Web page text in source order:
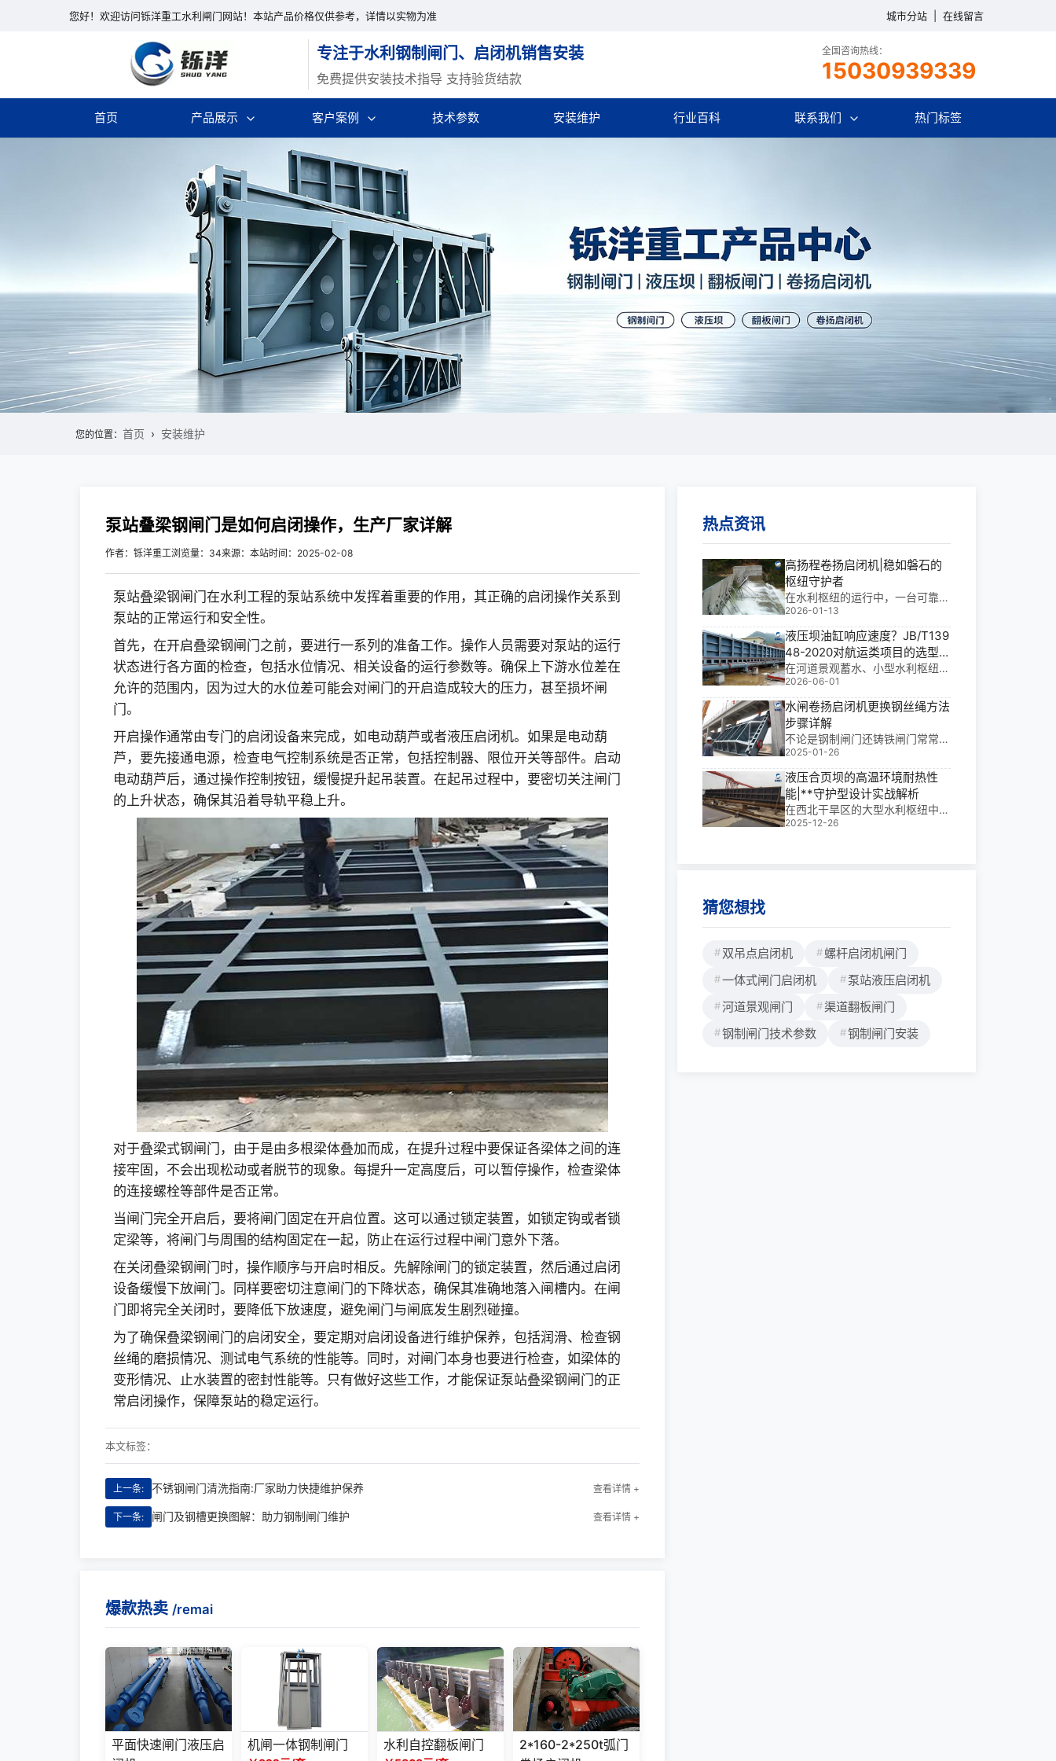
您好！欢迎访问铄洋重工水利闸门网站！本站产品价格仅供参考，详情以实物为准 城市分站 在线留言
专注于水利钢制闸门、启闭机销售安装
免费提供安装技术指导 支持验货结款
全国咨询热线：
15030939339
首页 产品展示 客户案例 技术参数 安装维护 行业百科 联系我们 热门标签
您的位置： 首页 安装维护
泵站叠梁钢闸门是如何启闭操作，生产厂家详解
作者：铄洋重工浏览量：34来源：本站时间：2025-02-08
泵站叠梁钢闸门在水利工程的泵站系统中发挥着重要的作用，其正确的启闭操作关系到
泵站的正常运行和安全性。
首先，在开启叠梁钢闸门之前，要进行一系列的准备工作。操作人员需要对泵站的运行
状态进行各方面的检查，包括水位情况、相关设备的运行参数等。确保上下游水位差在
允许的范围内，因为过大的水位差可能会对闸门的开启造成较大的压力，甚至损坏闸
门。
开启操作通常由专门的启闭设备来完成，如电动葫芦或者液压启闭机。如果是电动葫
芦，要先接通电源，检查电气控制系统是否正常，包括控制器、限位开关等部件。启动
电动葫芦后，通过操作控制按钮，缓慢提升起吊装置。在起吊过程中，要密切关注闸门
的上升状态，确保其沿着导轨平稳上升。
对于叠梁式钢闸门，由于是由多根梁体叠加而成，在提升过程中要保证各梁体之间的连
接牢固，不会出现松动或者脱节的现象。每提升一定高度后，可以暂停操作，检查梁体
的连接螺栓等部件是否正常。
当闸门完全开启后，要将闸门固定在开启位置。这可以通过锁定装置，如锁定钩或者锁
定梁等，将闸门与周围的结构固定在一起，防止在运行过程中闸门意外下落。
在关闭叠梁钢闸门时，操作顺序与开启时相反。先解除闸门的锁定装置，然后通过启闭
设备缓慢下放闸门。同样要密切注意闸门的下降状态，确保其准确地落入闸槽内。在闸
门即将完全关闭时，要降低下放速度，避免闸门与闸底发生剧烈碰撞。
为了确保叠梁钢闸门的启闭安全，要定期对启闭设备进行维护保养，包括润滑、检查钢
丝绳的磨损情况、测试电气系统的性能等。同时，对闸门本身也要进行检查，如梁体的
变形情况、止水装置的密封性能等。只有做好这些工作，才能保证泵站叠梁钢闸门的正
常启闭操作，保障泵站的稳定运行。
本文标签：
上一条: 不锈钢闸门清洗指南:厂家助力快捷维护保养 查看详情 +
下一条: 闸门及钢槽更换图解：助力钢制闸门维护 查看详情 +
爆款热卖 /remai
平面快速闸门液压启
机闸一体钢制闸门 水利自控翻板闸门
2*160-2*250t弧门
热点资讯
高扬程卷扬启闭机|稳如磐石的
枢纽守护者
在水利枢纽的运行中，一台可靠的
高扬程卷扬启闭机，往往决定着整
个工程的安全与效率。它不仅是平
面闸门启闭的“力量核心”，更是弧
形闸门**操作的“神经**”。我参与
过多个大型水利工程，从南水北调
沿线到西
2026-01-13
液压坝油缸响应速度？JB/T139
48-2020对航运类项目的选型
要求
在河道景观蓄水、小型水利枢纽及
城市河道治理中，液压坝油缸响应
速度直接影响挡水安全与通航效
率。基于我 多年工程经验，理解
JB/T 13948-2020 对航运类项目
的选型要求能有效规避运行风险。
2026-06-01
水闸卷扬启闭机更换钢丝绳方法
步骤详解
不论是钢制闸门还铸铁闸门常常会
采用卷扬启闭机做为启闭装置，在
日常维护保养中不可缺少对卷扬启
闭机钢丝绳的检查，使用时间长了
之后，不可避免需要更换？那么水
闸卷扬启闭机的钢丝绳到底该如何
更换呢？在此，铄洋重工小编为大
2025-01-26
液压合页坝的高温环境耐热性
能|**守护型设计实战解析
在西北干旱区的大型水利枢纽中，
我曾参与过5个*端高温环境下的
2025-12-26
猜您想找
双吊点启闭机
螺杆启闭机闸门
一体式闸门启闭机
泵站液压启闭机
河道景观闸门
渠道翻板闸门
钢制闸门技术参数
钢制闸门安装